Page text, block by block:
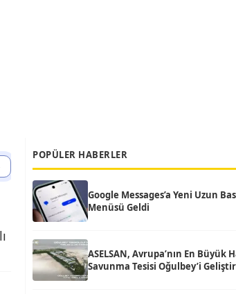
POPÜLER HABERLER
Google Messages’a Yeni Uzun
Menüsü Geldi
ASELSAN, Avrupa’nın En Büyük
Savunma Tesisi Oğulbey’i